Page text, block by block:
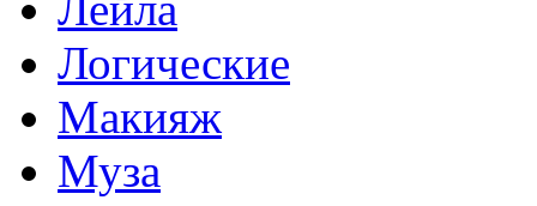
Логические
Макияж
Муза